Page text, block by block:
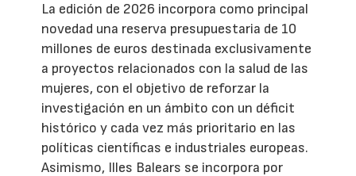
La edición de 2026 incorpora como principal
novedad una reserva presupuestaria de 10
millones de euros destinada exclusivamente
a proyectos relacionados con la salud de las
mujeres, con el objetivo de reforzar la
investigación en un ámbito con un déficit
histórico y cada vez más prioritario en las
políticas científicas e industriales europeas.
Asimismo, Illes Balears se incorpora por